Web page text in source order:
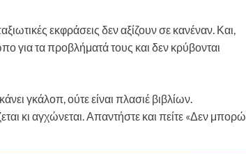
εκφράσεις δεν αξίζουν σε κανέναν. Και,
για τα προβλήματά τους και δεν κρύβονται
γκάλοπ, ούτε είναι πλασιέ βιβλίων.
κι αγχώνεται. Απαντήστε και πείτε «Δεν μπορώ